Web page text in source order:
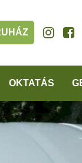
OKTATÁS